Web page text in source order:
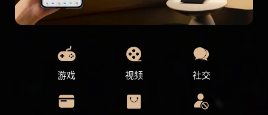
游戏 视频 社交